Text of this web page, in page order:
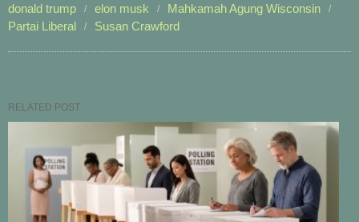
donald trump elon musk
Mahkamah Agung Wisconsin
Partai Liberal
Susan Crawford
RELATED POST